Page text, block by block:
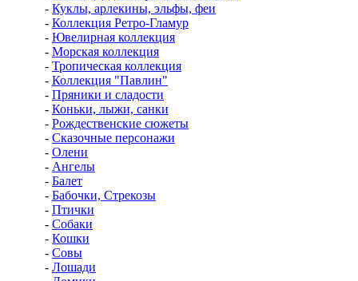
- Куклы, арлекины, эльфы, феи
- Коллекция Ретро-Гламур
- Ювелирная коллекция
- Морская коллекция
- Тропическая коллекция
- Коллекция "Павлин"
- Пряники и сладости
- Коньки, лыжи, санки
- Рождественские сюжеты
- Сказочные персонажи
- Олени
- Ангелы
- Балет
- Бабочки, Стрекозы
- Птички
- Собаки
- Кошки
- Совы
- Лошади